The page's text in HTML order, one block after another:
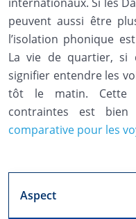
peuvent aussi être
l’isolation phonique
La vie de quartier, si
signifier entendre les
tôt le matin. Cette
contraintes est
comparative pour les
Aspect